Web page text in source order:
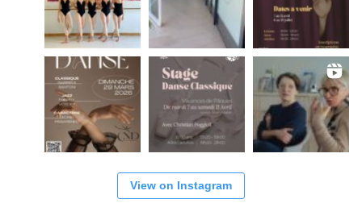
View on Instagram